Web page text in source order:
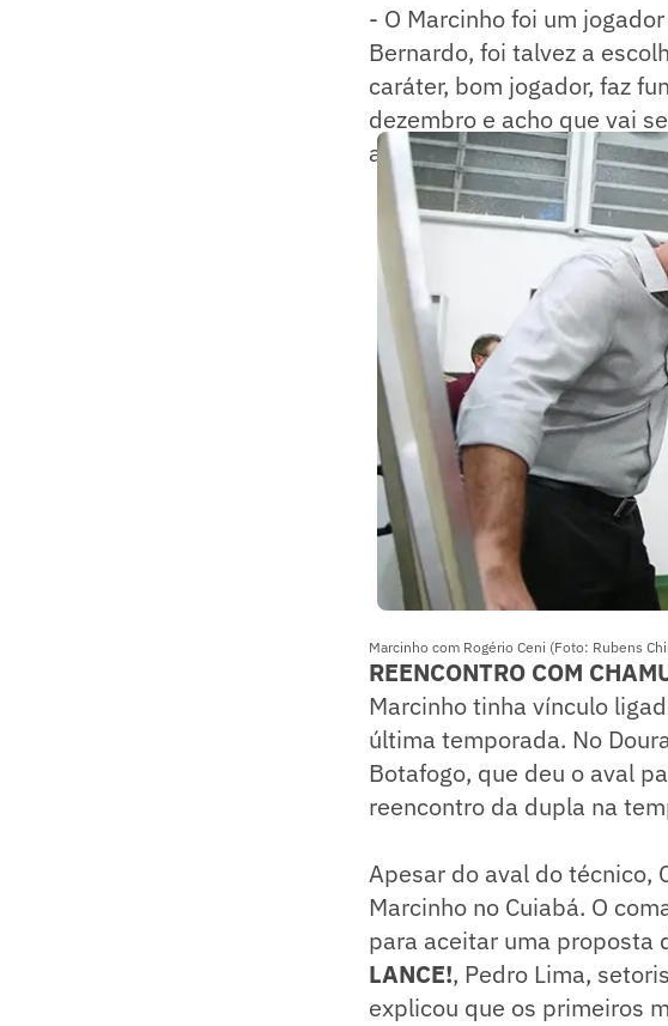
- O Marcinho foi um
Bernardo, foi talvez a
caráter, bom jogador, faz
dezembro e acho que vai
afirmou Ceni em 2017,
Marcinho com Rogério Ceni (Foto: Rubens
REENCONTRO COM
Marcinho tinha vínculo
última temporada. No
Botafogo, que deu o aval
reencontro da dupla na
Apesar do aval do técnico,
Marcinho no Cuiabá. O
para aceitar uma proposta
LANCE!, Pedro Lima,
explicou que os primeiros